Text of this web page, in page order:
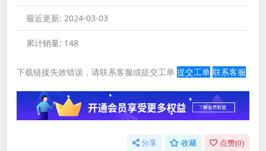
最近更新: 2024-03-03
累计销量: 148
下载链接失效错误，请联系客服或提交工单 提交工单 联系客服
分享 收藏 点赞(0)